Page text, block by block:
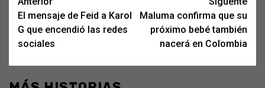
navigation
El mensaje de Feid a Karol
G que encendió las redes
sociales
Maluma confirma que su
próximo bebé también
nacerá en Colombia